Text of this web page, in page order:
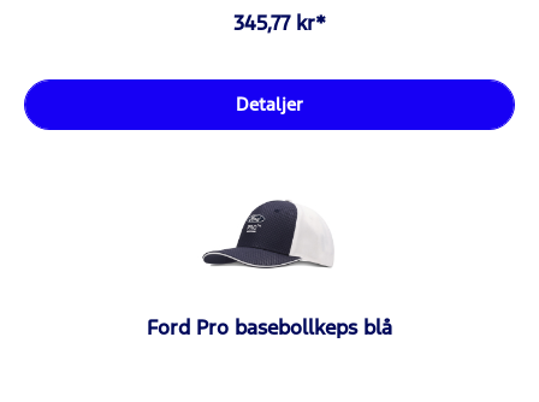
345,77 kr*
Detaljer
Ford Pro basebollkeps blå